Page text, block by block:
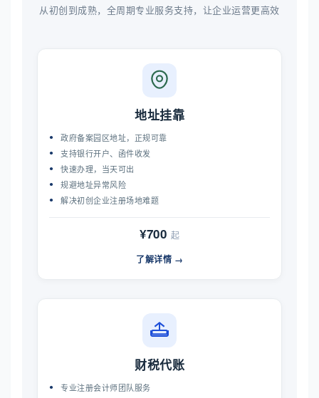
从初创到成熟，全周期专业服务支持，让企业运营更高效
地址挂靠
政府备案园区地址，正规可靠
支持银行开户、函件收发
快速办理，当天可出
规避地址异常风险
解决初创企业注册场地难题
¥700 起
了解详情 →
财税代账
专业注册会计师团队服务